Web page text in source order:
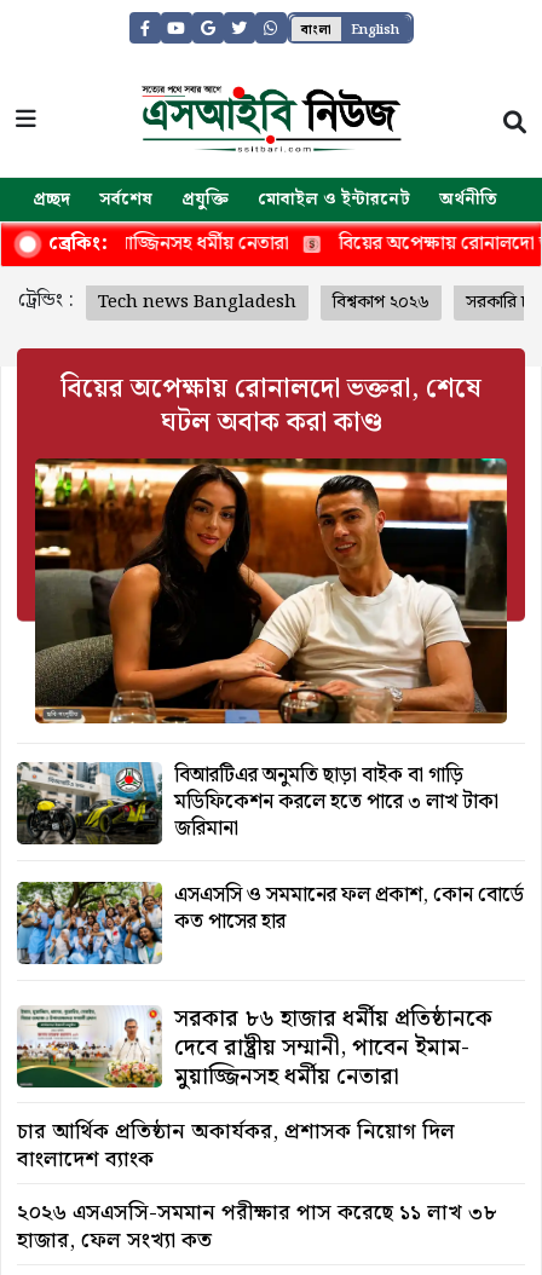
বাংলা English
প্রচ্ছদ সর্বশেষ প্রযুক্তি মোবাইল ও ইন্টারনেট অর্থনীতি
ব্রেকিং:
নেতারা
বিয়ের অপেক্ষায় রোনালদো ভক্তরা, শেষে ঘটল অবাক
ট্রেন্ডিং :
Tech news Bangladesh বিশ্বকাপ ২০২৬ সরকারি
সরকার ৮৬ হাজার ধর্মীয় প্রতিষ্ঠানকে
দেবে রাষ্ট্রীয় সম্মানী, পাবেন ইমাম-
মুয়াজ্জিনসহ ধর্মীয় নেতারা
চার আর্থিক প্রতিষ্ঠান অকার্যকর, প্রশাসক নিয়োগ দিল
বাংলাদেশ ব্যাংক
২০২৬ এসএসসি-সমমান পরীক্ষার পাস করেছে ১১ লাখ ৩৮
হাজার, ফেল সংখ্যা কত
বিয়ের অপেক্ষায় রোনালদো ভক্তরা, শেষে
ঘটল অবাক করা কাণ্ড
বিআরটিএর অনুমতি ছাড়া বাইক বা গাড়ি
মডিফিকেশন করলে হতে পারে ৩ লাখ টাকা
জরিমানা
এসএসসি ও সমমানের ফল প্রকাশ, কোন বোর্ডে
কত পাসের হার